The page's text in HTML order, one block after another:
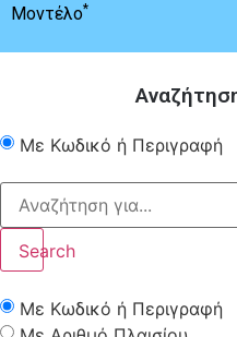
Μοντέλο*
Με Κωδικό ή Περιγραφή
Search
Με Κωδικό ή Περιγραφή